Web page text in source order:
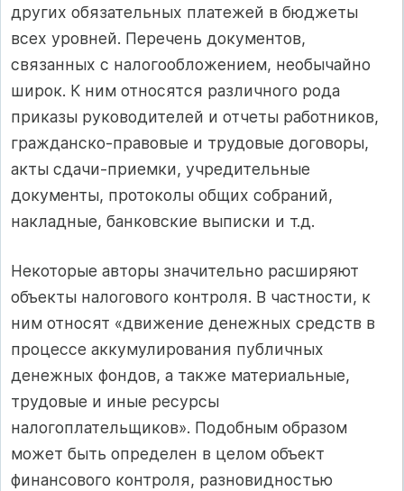
других обязательных платежей в бюджеты
всех уровней. Перечень документов,
связанных с налогообложением, необычайно
широк. К ним относятся различного рода
приказы руководителей и отчеты работников,
гражданско-правовые и трудовые договоры,
акты сдачи-приемки, учредительные
документы, протоколы общих собраний,
накладные, банковские выписки и т.д.
Некоторые авторы значительно расширяют
объекты налогового контроля. В частности, к
ним относят «движение денежных средств в
процессе аккумулирования публичных
денежных фондов, а также материальные,
трудовые и иные ресурсы
налогоплательщиков». Подобным образом
может быть определен в целом объект
финансового контроля, разновидностью